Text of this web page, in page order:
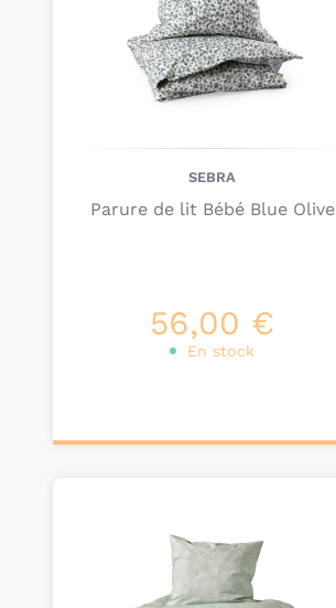
SEBRA
Parure de lit Bébé Blue Olive
56,00 €
En stock